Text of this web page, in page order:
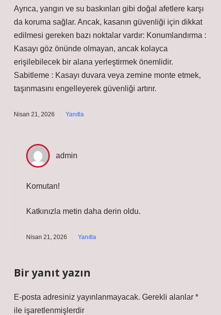
Ayrıca, yangın ve su baskınları gibi doğal afetlere karşı
da koruma sağlar. Ancak, kasanın güvenliği için dikkat
edilmesi gereken bazı noktalar vardır: Konumlandırma :
Kasayı göz önünde olmayan, ancak kolayca
erişilebilecek bir alana yerleştirmek önemlidir.
Sabitleme : Kasayı duvara veya zemine monte etmek,
taşınmasını engelleyerek güvenliği artırır.
Nisan 21, 2026 Yanıtla
admin
Komutan!
Katkınızla metin daha derin oldu.
Nisan 21, 2026 Yanıtla
Bir yanıt yazın
E-posta adresiniz yayınlanmayacak. Gerekli alanlar *
ile işaretlenmişlerdir